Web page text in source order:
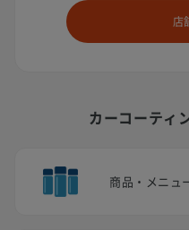
店
カーコーティ
商品・メニュ